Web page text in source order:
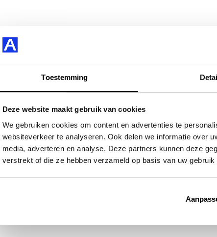
Toestemming
Deze website maakt gebruik van cookies
We gebruiken cookies om content en advertenties te
websiteverkeer te analyseren. Ook delen we informatie over
media, adverteren en analyse. Deze partners kunnen deze
verstrekt of die ze hebben verzameld op basis van uw